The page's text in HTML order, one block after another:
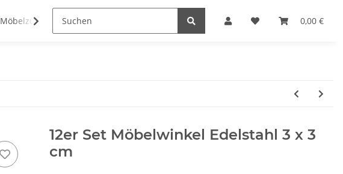
0,00 €
Möbelzubehör Haushaltswaren
12er Set Möbelwinkel Edelstahl 3 x 3
cm